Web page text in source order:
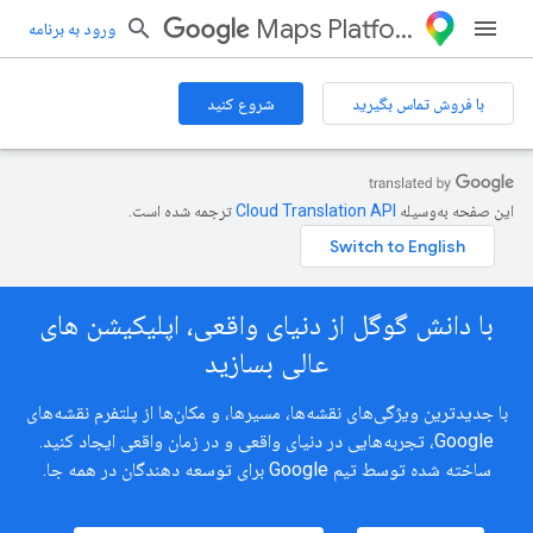
Maps Platform ورود به برنامه
با فروش تماس بگیرید شروع کنید
این صفحه به‌وسیله ترجمه شده است.
با دانش گوگل از دنیای واقعی، اپلیکیشن های
عالی بسازید
با جدیدترین ویژگی‌های نقشه‌ها، مسیرها، و مکان‌ها از پلتفرم نقشه‌های
Google، تجربه‌هایی در دنیای واقعی و در زمان واقعی ایجاد کنید.
ساخته شده توسط تیم Google برای توسعه دهندگان در همه جا.